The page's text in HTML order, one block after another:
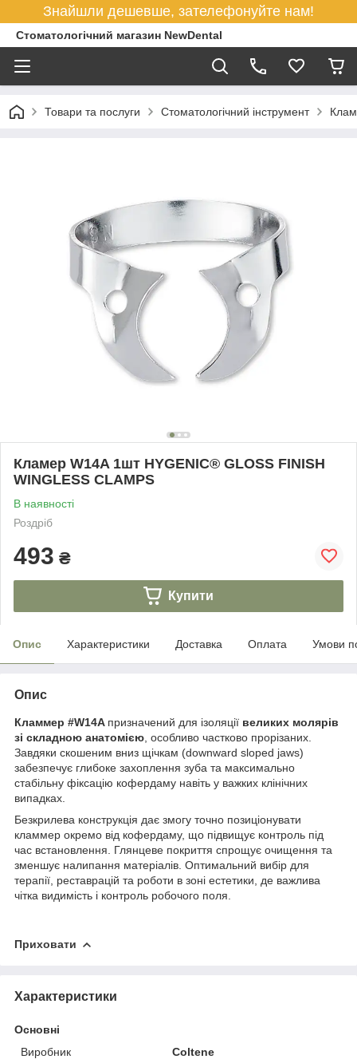
Знайшли дешевше, зателефонуйте нам!
Стоматологічний магазин NewDental
Товари та послуги Стоматологічний інструмент
Кламер W14A 1шт HYGENIC® GLOSS FINISH
WINGLESS CLAMPS
В наявності
Роздріб
493 ₴
Купити
Опис Характеристики Доставка Оплата Умови
Опис
Кламмер #W14A призначений для ізоляції великих молярів
зі складною анатомією , особливо частково прорізаних.
Завдяки скошеним вниз щічкам (downward sloped jaws)
забезпечує глибоке захоплення зуба та максимально
стабільну фіксацію кофердаму навіть у важких клінічних
випадках.
Безкрилева конструкція дає змогу точно позиціонувати
кламмер окремо від кофердаму, що підвищує контроль під
час встановлення. Глянцеве покриття спрощує очищення та
зменшує налипання матеріалів. Оптимальний вибір для
терапії, реставрацій та роботи в зоні естетики, де важлива
чітка видимість і контроль робочого поля.
Приховати
Характеристики
Основні
Виробник
Coltene